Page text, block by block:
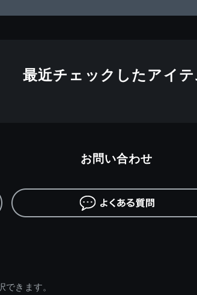
最近チェックしたアイテ
きます。
お問い合わせ